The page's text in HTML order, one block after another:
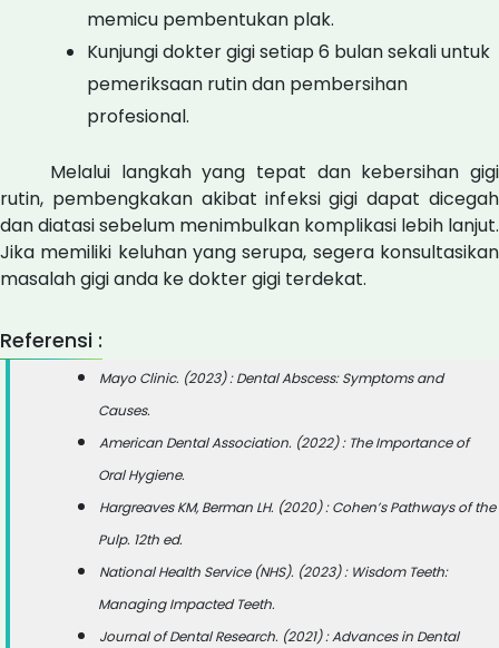
memicu pembentukan plak.
Kunjungi dokter gigi setiap 6 bulan sekali untuk
pemeriksaan rutin dan pembersihan
profesional.
Melalui langkah yang tepat dan kebersihan gigi
rutin, pembengkakan akibat infeksi gigi dapat dicegah
dan diatasi sebelum menimbulkan komplikasi lebih lanjut.
Jika memiliki keluhan yang serupa, segera konsultasikan
masalah gigi anda ke dokter gigi terdekat.
Referensi :
Mayo Clinic. (2023) :Dental Abscess: Symptoms and
Causes.
American Dental Association. (2022) : The Importance of
Oral Hygiene.
Hargreaves KM, Berman LH. (2020) :Cohen’s Pathways of the
Pulp. 12th ed.
National Health Service (NHS). (2023) : Wisdom Teeth:
Managing Impacted Teeth.
Journal of Dental Research. (2021) :Advances in Dental